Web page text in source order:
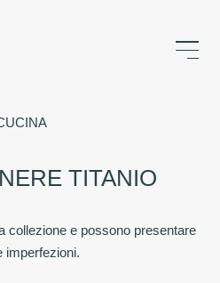
TITANIO
collezione e possono presentare
imperfezioni.